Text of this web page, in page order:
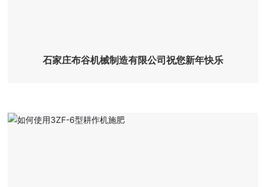
石家庄布谷机械制造有限公司祝您新年快乐